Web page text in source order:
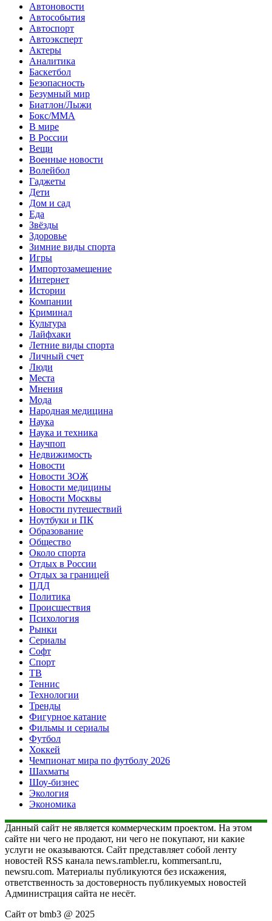
Автоновости
Автособытия
Автоспорт
Автоэксперт
Актеры
Аналитика
Баскетбол
Безопасность
Безумный мир
Биатлон/Лыжи
Бокс/MMA
В мире
В России
Вещи
Военные новости
Волейбол
Гаджеты
Дети
Дом и сад
Еда
Звёзды
Здоровье
Зимние виды спорта
Игры
Импортозамещение
Интернет
Истории
Компании
Криминал
Культура
Лайфхаки
Летние виды спорта
Личный счет
Люди
Места
Мнения
Мода
Народная медицина
Наука
Наука и техника
Научпоп
Недвижимость
Новости
Новости ЗОЖ
Новости медицины
Новости Москвы
Новости путешествий
Ноутбуки и ПК
Образование
Общество
Около спорта
Отдых в России
Отдых за границей
ПДД
Политика
Происшествия
Психология
Рынки
Сериалы
Софт
Спорт
ТВ
Теннис
Технологии
Тренды
Фигурное катание
Фильмы и сериалы
Футбол
Хоккей
Чемпионат мира по футболу 2026
Шахматы
Шоу-бизнес
Экология
Экономика
Данный сайт не является коммерческим проектом. На этом
сайте ни чего не продают, ни чего не покупают, ни какие
услуги не оказываются. Сайт представляет собой ленту
новостей RSS канала news.rambler.ru, kommersant.ru,
newsru.com. Материалы публикуются без искажения,
ответственность за достоверность публикуемых новостей
Администрация сайта не несёт.
Сайт от bmb3 @ 2025